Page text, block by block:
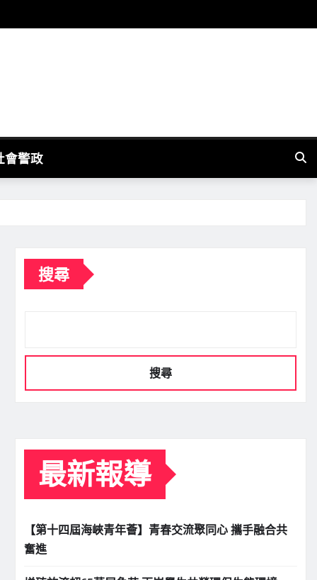
會警政
搜尋
搜尋
最新報導
【第十四屆海峽青年薈】青春交流聚同心 攜手融合共
奮進